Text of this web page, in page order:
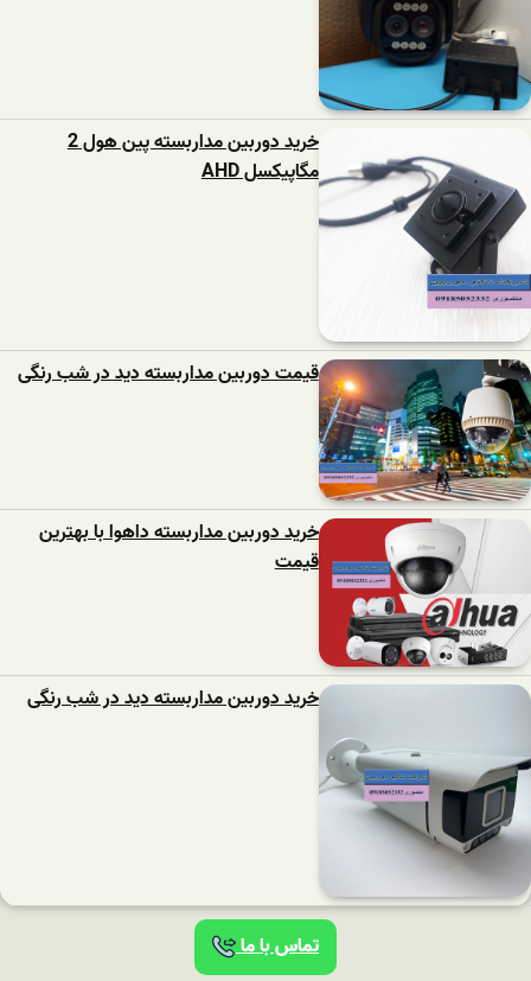
خرید دوربین مداربسته پین هول 2
مگاپیکسل AHD
قیمت دوربین مداربسته دید در شب رنگی
خرید دوربین مداربسته داهوا با بهترین
قیمت
خرید دوربین مداربسته دید در شب رنگی
تماس با ما